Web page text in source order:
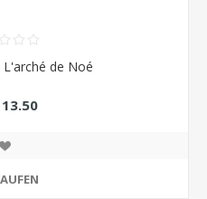
L'arché de Noé
13.50